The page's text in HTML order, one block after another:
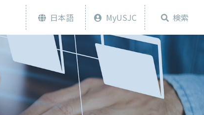
日本語 MyUSJC 検索